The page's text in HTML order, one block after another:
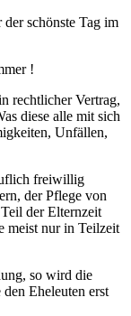
schönste Tag im
!
rechtlicher Vertrag,
diese alle mit sich
Unfällen,
freiwillig
der Pflege von
der Elternzeit
meist nur in Teilzeit
so wird die
Eheleuten erst